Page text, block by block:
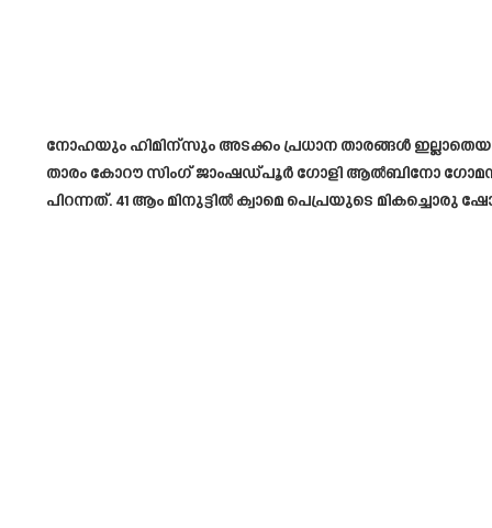
നോഹയും ഹിമിന്സും അടക്കം പ്രധാന താരങ്ങൾ ഇല്ലാതെയാണ്
താരം കോറൗ സിംഗ് ജാംഷഡ്പൂർ ഗോളി ആൽബിനോ
പിറന്നത്. 41 ആം മിനുട്ടിൽ ക്വാമെ പെപ്രയുടെ മികച്ചൊരു